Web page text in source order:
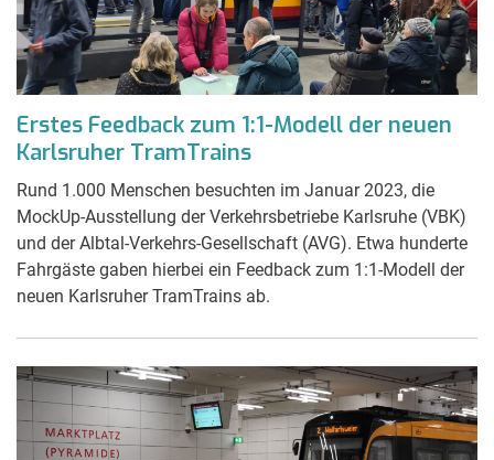
Erstes Feedback zum 1:1-Modell der neuen
Karlsruher TramTrains
Rund 1.000 Menschen besuchten im Januar 2023, die
MockUp-Ausstellung der Verkehrsbetriebe Karlsruhe (VBK)
und der Albtal-Verkehrs-Gesellschaft (AVG). Etwa hunderte
Fahrgäste gaben hierbei ein Feedback zum 1:1-Modell der
neuen Karlsruher TramTrains ab.